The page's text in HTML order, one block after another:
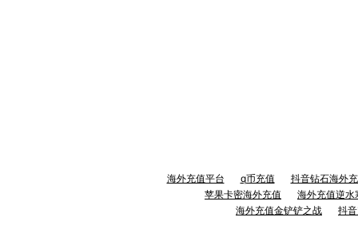
海外充值平台 q币充值
抖音钻石海外
苹果卡密海外充值
海外充值逆水
海外充值金铲铲之战
抖